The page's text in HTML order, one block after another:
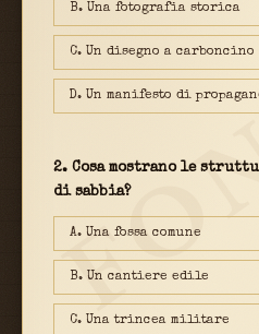
B. Una fotografia storica
C. Un disegno a carboncino
D. Un manifesto di
2. Cosa mostrano le
di sabbia?
A. Una fossa comune
B. Un cantiere edile
C. Una trincea militare